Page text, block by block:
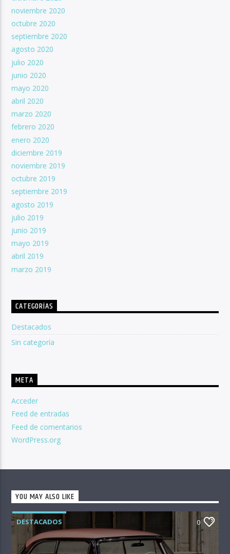
noviembre 2020
octubre 2020
septiembre 2020
agosto 2020
julio 2020
junio 2020
mayo 2020
abril 2020
marzo 2020
febrero 2020
enero 2020
diciembre 2019
noviembre 2019
octubre 2019
septiembre 2019
agosto 2019
julio 2019
junio 2019
mayo 2019
abril 2019
marzo 2019
CATEGORÍAS
Destacados
Sin categoría
META
Acceder
Feed de entradas
Feed de comentarios
WordPress.org
YOU MAY ALSO LIKE
DESTACADOS 0